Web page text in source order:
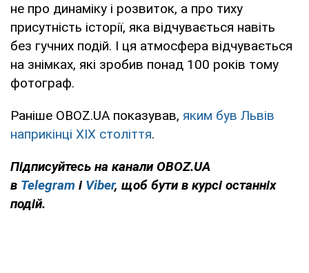
не про динаміку і розвиток, а про тиху
присутність історії, яка відчувається навіть
без гучних подій. І ця атмосфера відчувається
на знімках, які зробив понад 100 років тому
фотограф.
Раніше OBOZ.UA показував, яким був Львів
наприкінці ХІХ століття.
Підписуйтесь на канали OBOZ.UA
в Telegram і Viber, щоб бути в курсі останніх
подій.